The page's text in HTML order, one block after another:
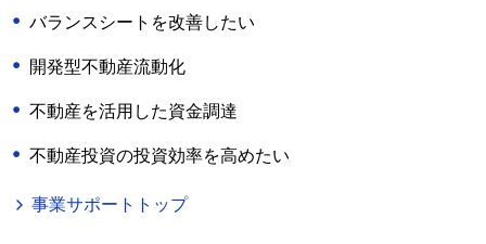
バランスシートを改善したい
開発型不動産流動化
不動産を活用した資金調達
不動産投資の投資効率を高めたい
事業サポートトップ